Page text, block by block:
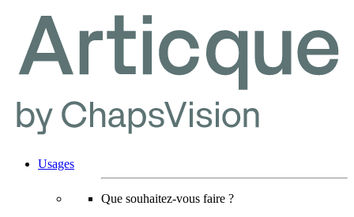
Usages
Que souhaitez-vous faire ?